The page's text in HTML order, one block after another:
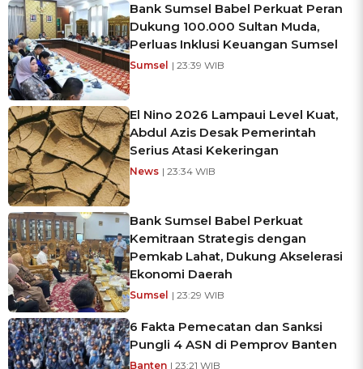
Bank Sumsel Babel Perkuat Peran
Dukung 100.000 Sultan Muda,
Perluas Inklusi Keuangan Sumsel
Sumsel | 23:39 WIB
El Nino 2026 Lampaui Level Kuat,
Abdul Azis Desak Pemerintah
Serius Atasi Kekeringan
News | 23:34 WIB
Bank Sumsel Babel Perkuat
Kemitraan Strategis dengan
Pemkab Lahat, Dukung Akselerasi
Ekonomi Daerah
Sumsel | 23:29 WIB
6 Fakta Pemecatan dan Sanksi
Pungli 4 ASN di Pemprov Banten
Banten | 23:21 WIB